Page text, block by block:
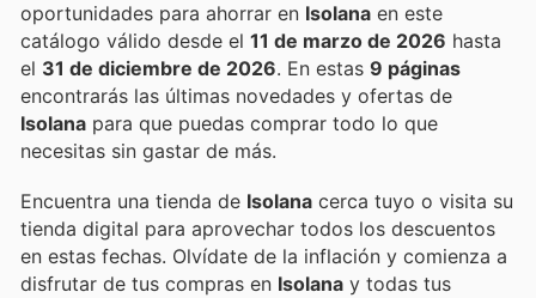
oportunidades para ahorrar en Isolana en este
catálogo válido desde el 11 de marzo de 2026 hasta
el 31 de diciembre de 2026 . En estas 9 páginas
encontrarás las últimas novedades y ofertas de
Isolana para que puedas comprar todo lo que
necesitas sin gastar de más.
Encuentra una tienda de Isolana cerca tuyo o visita su
tienda digital para aprovechar todos los descuentos
en estas fechas. Olvídate de la inflación y comienza a
disfrutar de tus compras en Isolana y todas tus